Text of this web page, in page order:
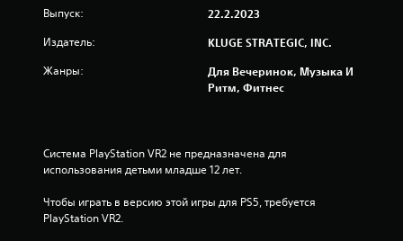
н
а
Выпуск: 22.2.2023
Издатель: KLUGE STRATEGIC, INC.
Жанры:
Для Вечеринок, Музыка И
Ритм, Фитнес
Система PlayStation VR2 не предназначена для
использования детьми младше 12 лет.
Чтобы играть в версию этой игры для PS5, требуется
PlayStation VR2.